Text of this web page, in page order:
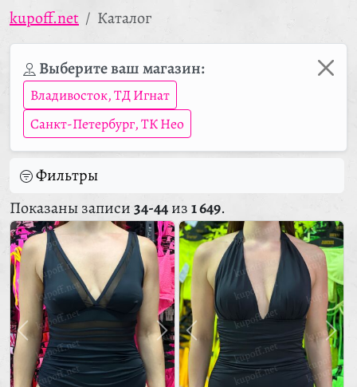
kupoff.net Каталог
Выберите ваш магазин:
Владивосток, ТД Игнат
Санкт-Петербург, ТК Нео
Фильтры
Показаны записи34-44из1 649.